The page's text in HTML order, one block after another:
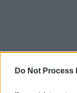
Do Not Process